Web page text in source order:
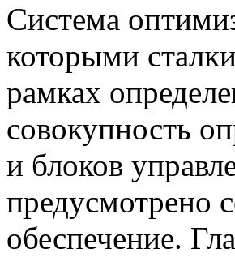
Система
которыми
рамках
совокупность
и блоков
предусмотрено
обеспечение.